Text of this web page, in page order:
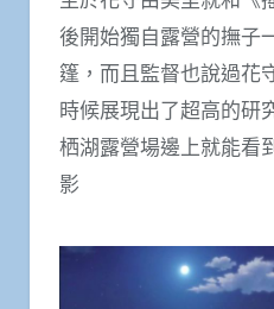
後開始獨自露營的撫子
篷，而且監督也說過花
時候展現出了超高的研
栖湖露營場邊上就能看
影